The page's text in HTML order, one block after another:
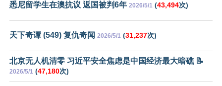
悉尼留学生在澳抗议 返国被判6年 2026/5/1 (43,494次)
天下奇谭 (549) 复仇奇闻 2026/5/1 (31,237次)
北京无人机清零 习近平安全焦虑是中国经济最大暗礁 📝
2026/5/1 (47,180次)